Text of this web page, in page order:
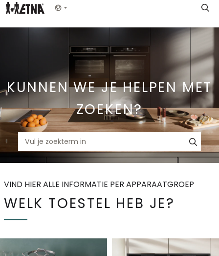
Skip
Show menu
KUNNEN WE JE HELPEN MET
ZOEKEN?
VIND HIER ALLE INFORMATIE PER APPARAATGROEP
WELK TOESTEL HEB JE?